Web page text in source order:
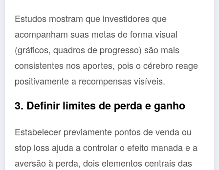
Estudos mostram que investidores que
acompanham suas metas de forma visual
(gráficos, quadros de progresso) são mais
consistentes nos aportes, pois o cérebro reage
positivamente a recompensas visíveis.
3. Definir limites de perda e ganho
Estabelecer previamente pontos de venda ou
stop loss ajuda a controlar o efeito manada e a
aversão à perda, dois elementos centrais das